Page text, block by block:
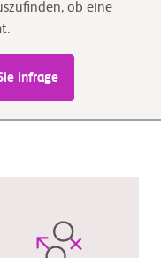
ob eine
infrage